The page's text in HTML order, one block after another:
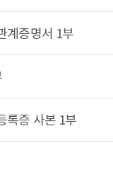
계증명서 1부
록증 사본 1부